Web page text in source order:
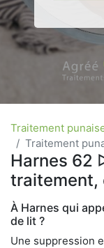
Traitement
Traitement
Harnes 62
traitement,
À Harnes qui
de lit ?
Une suppression